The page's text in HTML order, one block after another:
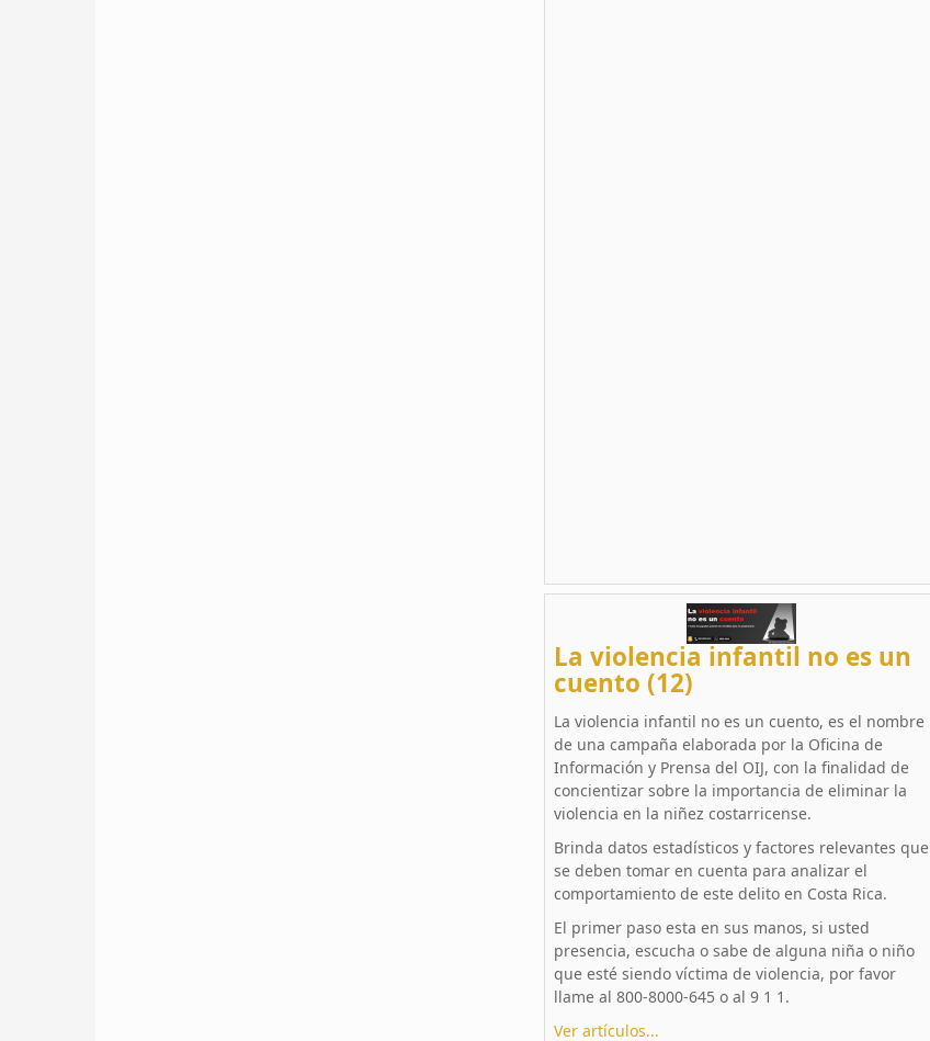
La violencia infantil no es un
cuento (12)
La violencia infantil no es un cuento, es el nombre
de una campaña elaborada por la Oficina de
Información y Prensa del OIJ, con la finalidad de
concientizar sobre la importancia de eliminar la
violencia en la niñez costarricense.
Brinda datos estadísticos y factores relevantes que
se deben tomar en cuenta para analizar el
comportamiento de este delito en Costa Rica.
El primer paso esta en sus manos, si usted
presencia, escucha o sabe de alguna niña o niño
que esté siendo víctima de violencia, por favor
llame al 800-8000-645 o al 9 1 1.
Ver artículos...